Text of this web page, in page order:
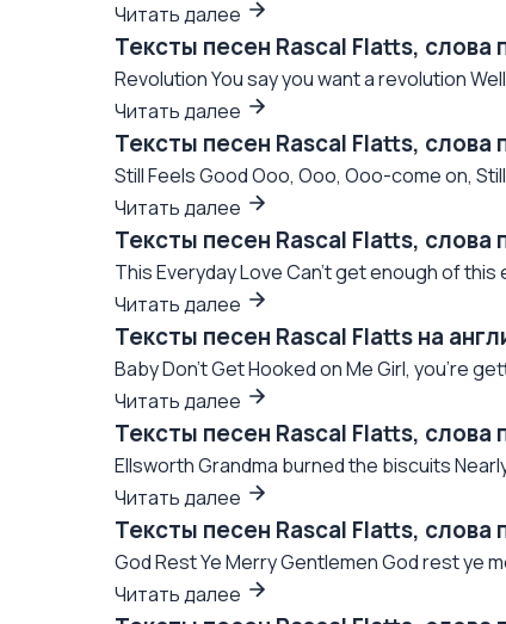
Читать далее
Тексты песен Rascal Flatts, слова
Revolution You say you want a revolution
Читать далее
Тексты песен Rascal Flatts, слова
Still Feels Good Ooo, Ooo, Ooo-come on,
Читать далее
Тексты песен Rascal Flatts, слова
This Everyday Love Can't get enough of
Читать далее
Тексты песен Rascal Flatts на
Baby Don't Get Hooked on Me Girl, you're
Читать далее
Тексты песен Rascal Flatts, слова
Ellsworth Grandma burned the biscuits
Читать далее
Тексты песен Rascal Flatts, слова
God Rest Ye Merry Gentlemen God rest ye
Читать далее